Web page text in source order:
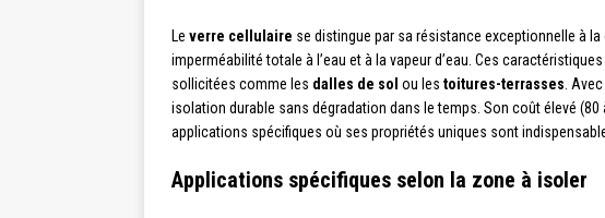
Le verre cellulaire se distingue par sa résistance exceptionnelle à
imperméabilité totale à l’eau et à la vapeur d’eau. Ces
sollicitées comme les dalles de sol ou les toitures-terrasses .
isolation durable sans dégradation dans le temps. Son coût élevé
applications spécifiques où ses propriétés uniques sont
Applications spécifiques selon la zone à isoler